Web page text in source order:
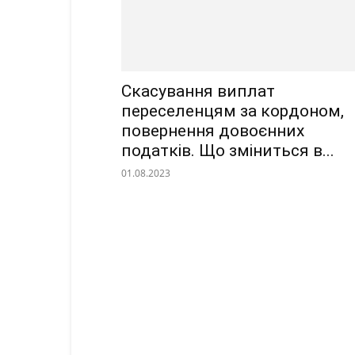
Скасування виплат
переселенцям за кордоном,
повернення довоєнних
податків. Що зміниться в...
01.08.2023